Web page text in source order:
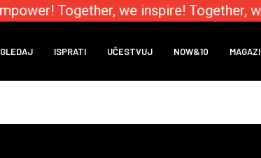
Together, we inspire! Together,
GLEDAJ ISPRATI UČESTVUJ NOW&10